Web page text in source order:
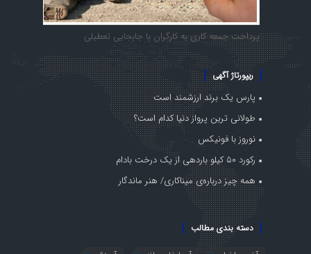
پرداخت جمعه کاری به کارگران با جابجایی تعطیلی
ریپورتاژ آگهی
پارس یک برند ارزشمند است
طولانی ترین پرواز دنیا کدام است؟
نوروز با فونیکس
رکورد ۵۰ کیلو باردهی از یک درخت بادام
همه چیز درباره‌ی میناکاری/ هنر ماندگار
دسته بندی مطالب